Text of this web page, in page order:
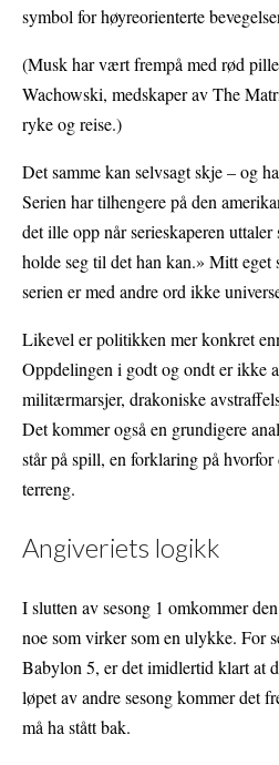
symbol for høyreorienterte
(Musk har vært frempå med rød
Wachowski, medskaper av The
ryke og reise.)
Det samme kan selvsagt skje – og
Serien har tilhengere på den
det ille opp når serieskaperen
holde seg til det han kan.» Mitt
serien er med andre ord ikke
Likevel er politikken mer konkret
Oppdelingen i godt og ondt er ikke
militærmarsjer, drakoniske
Det kommer også en grundigere
står på spill, en forklaring på
terreng.
Angiveriets logikk
I slutten av sesong 1 omkommer
noe som virker som en ulykke. For
Babylon 5, er det imidlertid klart at
løpet av andre sesong kommer det
må ha stått bak.